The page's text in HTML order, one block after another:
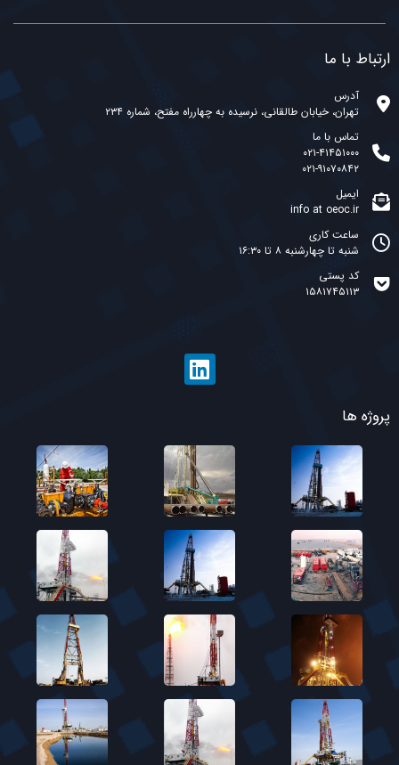
ارتباط با ما
آدرس
تهران، خیابان طالقانی، نرسیده به چهارراه مفتح، شماره ۲۳۴
تماس با ما
۰۲۱-۴۱۴۵۱۰۰۰
۰۲۱-۹۱۰۷۰۸۴۲
ایمیل
info at oeoc.ir
ساعت کاری
شنبه تا چهارشنبه ۸ تا ۱۶:۳۰
کد پستی
۱۵۸۱۷۴۵۱۱۳
پروژه ها